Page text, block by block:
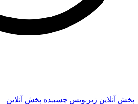
پخش آنلاین زیرنویس چسبیده پخش آنلاین